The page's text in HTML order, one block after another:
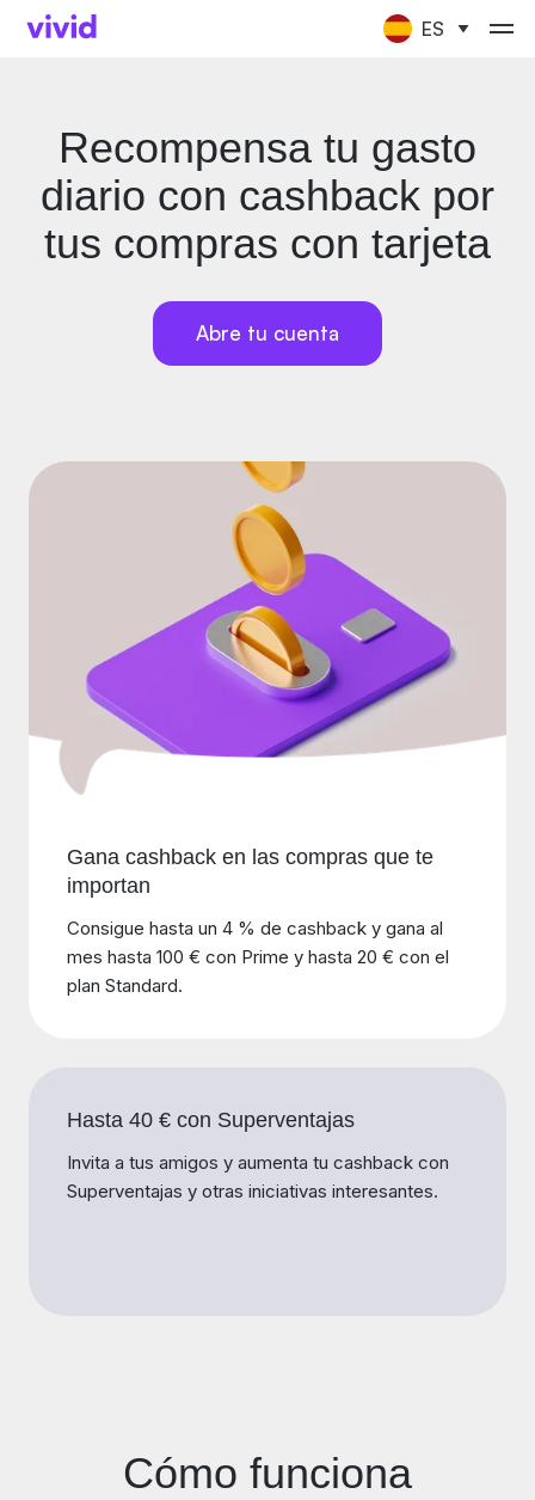
ES
Recompensa tu gasto
diario con cashback por
tus compras con tarjeta
Abre tu cuenta
Gana cashback en las compras que te
importan
Consigue hasta un 4 % de cashback y gana al
mes hasta 100 € con Prime y hasta 20 € con el
plan Standard.
Hasta 40 € con Superventajas
Invita a tus amigos y aumenta tu cashback con
Superventajas y otras iniciativas interesantes.
Cómo funciona